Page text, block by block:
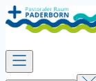
Zum
Inhalt
springen